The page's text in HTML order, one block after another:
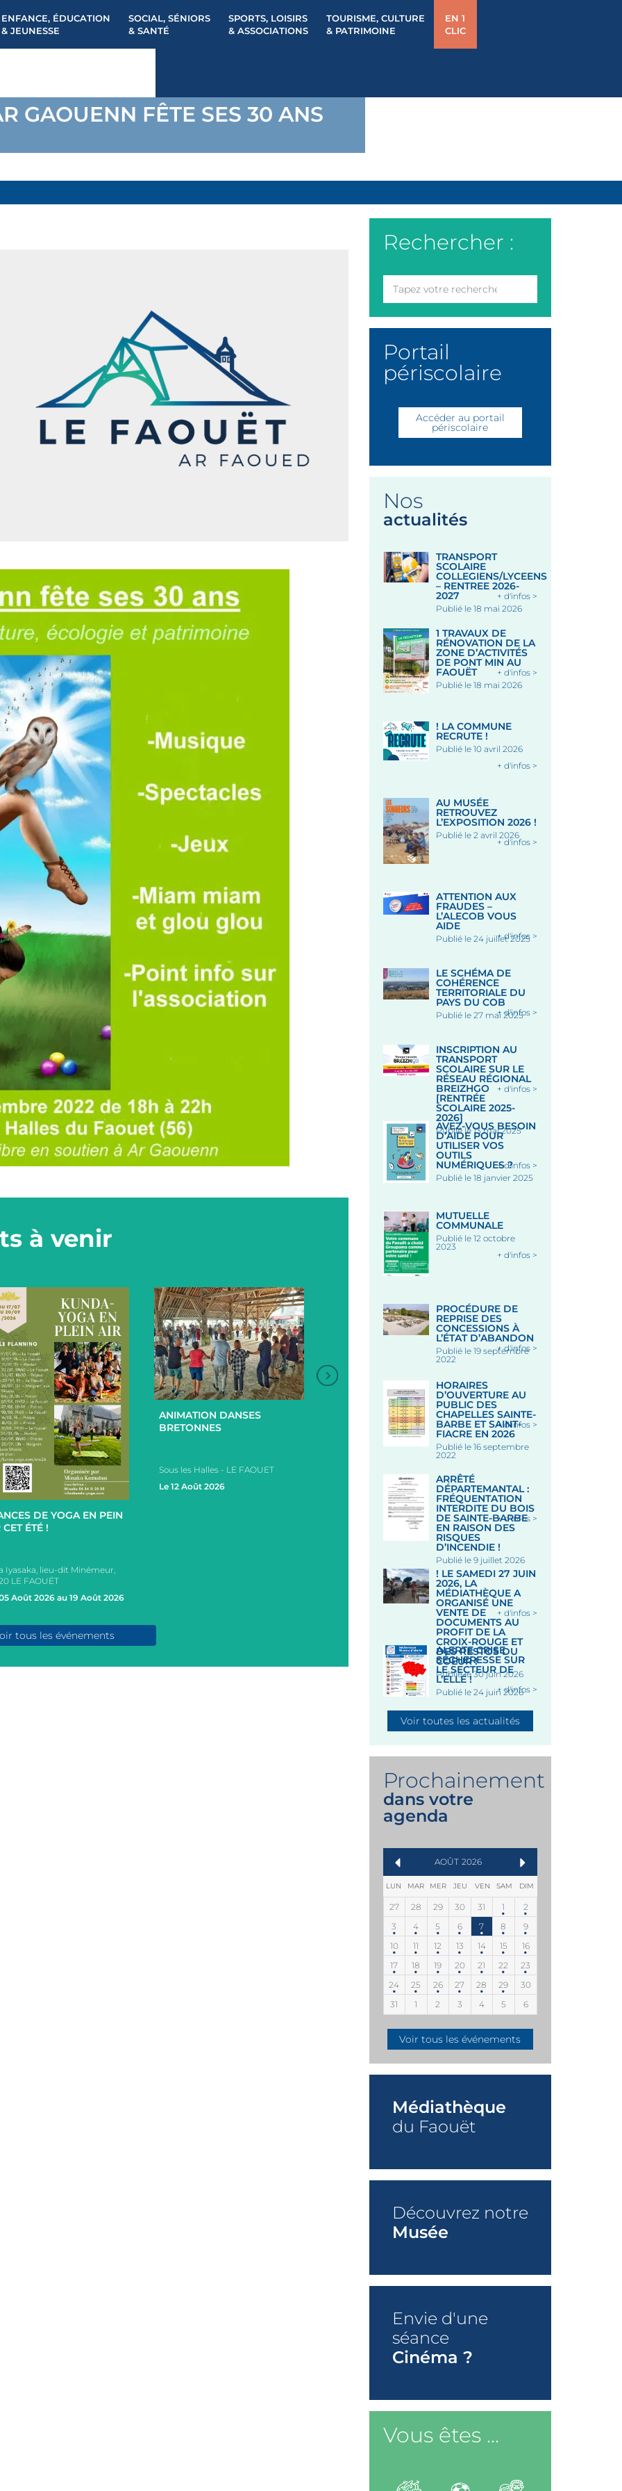
ENFANCE, ÉDUCATION
& JEUNESSE
SOCIAL, SÉNIORS
& SANTÉ
SPORTS, LOISIRS
& ASSOCIATIONS
TOURISME, CULTURE
& PATRIMOINE
EN 1
CLIC
GAOUENN FÊTE SES 30 ANS
à venir
DE YOGA EN PEIN
CET ÉTÉ !
Iyasaka, lieu-dit Minémeur,
LE FAOUËT
Août 2026 au 19 Août 2026
+
ANIMATION DANSES
BRETONNES
Sous les Halles - LE FAOUET
Le 12 Août 2026
+
MARCHÉ NOCTURE PLACE
Place des Halles, 56320 LE
Le 12 Août 2026
ANIMATION DANSES
BRETONNES
Le 19 Août 2026
tous les événements
Rechercher :
Portail
périscolaire
Accéder au portail
périscolaire
Nos
actualités
TRANSPORT
SCOLAIRE
COLLEGIENS/LYCEENS
– RENTREE 2026-
2027
Publié le 18 mai 2026
+ d'infos >
1 TRAVAUX DE
RÉNOVATION DE LA
ZONE D’ACTIVITÉS
DE PONT MIN AU
FAOUËT
Publié le 18 mai 2026
+ d'infos >
! LA COMMUNE
RECRUTE !
Publié le 10 avril 2026
+ d'infos >
AU MUSÉE
RETROUVEZ
L’EXPOSITION 2026 !
Publié le 2 avril 2026
+ d'infos >
ATTENTION AUX
FRAUDES –
L’ALECOB VOUS
AIDE
Publié le 24 juillet 2025
+ d'infos >
LE SCHÉMA DE
COHÉRENCE
TERRITORIALE DU
PAYS DU COB
Publié le 27 mai 2025
+ d'infos >
INSCRIPTION AU
TRANSPORT
SCOLAIRE SUR LE
RÉSEAU RÉGIONAL
BREIZHGO
[RENTRÉE
SCOLAIRE 2025-
2026]
Publié le 13 mai 2025
+ d'infos >
AVEZ-VOUS BESOIN
D’AIDE POUR
UTILISER VOS
OUTILS
NUMÉRIQUES ?
Publié le 18 janvier 2025
+ d'infos >
MUTUELLE
COMMUNALE
Publié le 12 octobre
2023
+ d'infos >
PROCÉDURE DE
REPRISE DES
CONCESSIONS À
L’ÉTAT D’ABANDON
Publié le 19 septembre
2022
+ d'infos >
HORAIRES
D’OUVERTURE AU
PUBLIC DES
CHAPELLES SAINTE-
BARBE ET SAINT-
FIACRE EN 2026
Publié le 16 septembre
2022
+ d'infos >
ARRÊTÉ
DÉPARTEMANTAL :
FRÉQUENTATION
INTERDITE DU BOIS
DE SAINTE-BARBE
EN RAISON DES
RISQUES
D’INCENDIE !
Publié le 9 juillet 2026
+ d'infos >
! LE SAMEDI 27 JUIN
2026, LA
MÉDIATHÈQUE A
ORGANISÉ UNE
VENTE DE
DOCUMENTS AU
PROFIT DE LA
CROIX-ROUGE ET
DES RESTOS DU
COEUR !
Publié le 30 juin 2026
+ d'infos >
ALERTE CRISE
SÉCHERESSE SUR
LE SECTEUR DE
L’ELLÉ !
Publié le 24 juin 2026
+ d'infos >
Voir toutes les actualités
Prochainement
dans votre
agenda
AOÛT 2026
LUN MAR MER JEU VEN SAM DIM
27 28 29 30 31 1
2
3
4 5 6 7 8
9
10
11 12 13 14 15
16
17
18 19 20 21 22
23
24
25 26 27 28 29
30
31
1 2 3 4 5 6
Voir tous les événements
Médiathèque
du Faouët
Découvrez notre
Musée
Envie d'une
séance
Cinéma ?
Vous êtes ...